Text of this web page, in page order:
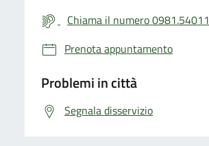
Chiama il numero 0981.54011
Prenota appuntamento
Problemi in città
Segnala disservizio